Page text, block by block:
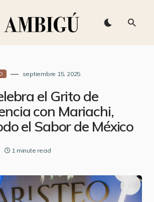
septiembre 15, 2025
el Grito de
con Mariachi,
el Sabor de México
1 minute read